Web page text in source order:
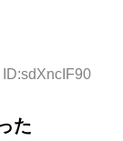
た